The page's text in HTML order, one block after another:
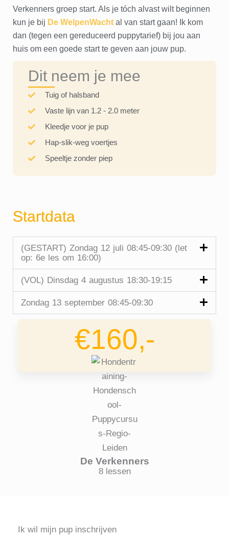
Startdata
(GESTART) Zondag 12 juli 08:45-09:30 (let
op: 6e les om 16:00)
(VOL) Dinsdag 4 augustus 18:30-19:15
Zondag 13 september 08:45-09:30
€160,-
De Verkenners
8 lessen
Verkenners groep start. Als je tóch alvast wilt beginnen
kun je bij De WelpenWacht al van start gaan! Ik kom
dan (tegen een gereduceerd puppytarief) bij jou aan
huis om een goede start te geven aan jouw pup.
Dit neem je mee
Tuig of halsband
Vaste lijn van 1.2 - 2.0 meter
Kleedje voor je pup
Hap-slik-weg voertjes
Speeltje zonder piep
Ik wil mijn pup inschrijven